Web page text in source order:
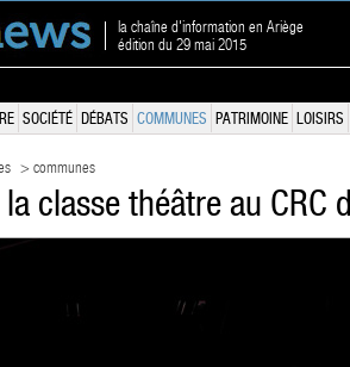
la chaîne d'information en Ariège
édition du 29 mai 2015
SOCIÉTÉ DÉBATS COMMUNES PATRIMOINE LOISIRS
> communes
classe théâtre au CRC